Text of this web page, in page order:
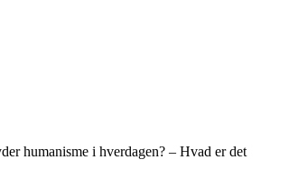
humanisme i hverdagen? – Hvad er det